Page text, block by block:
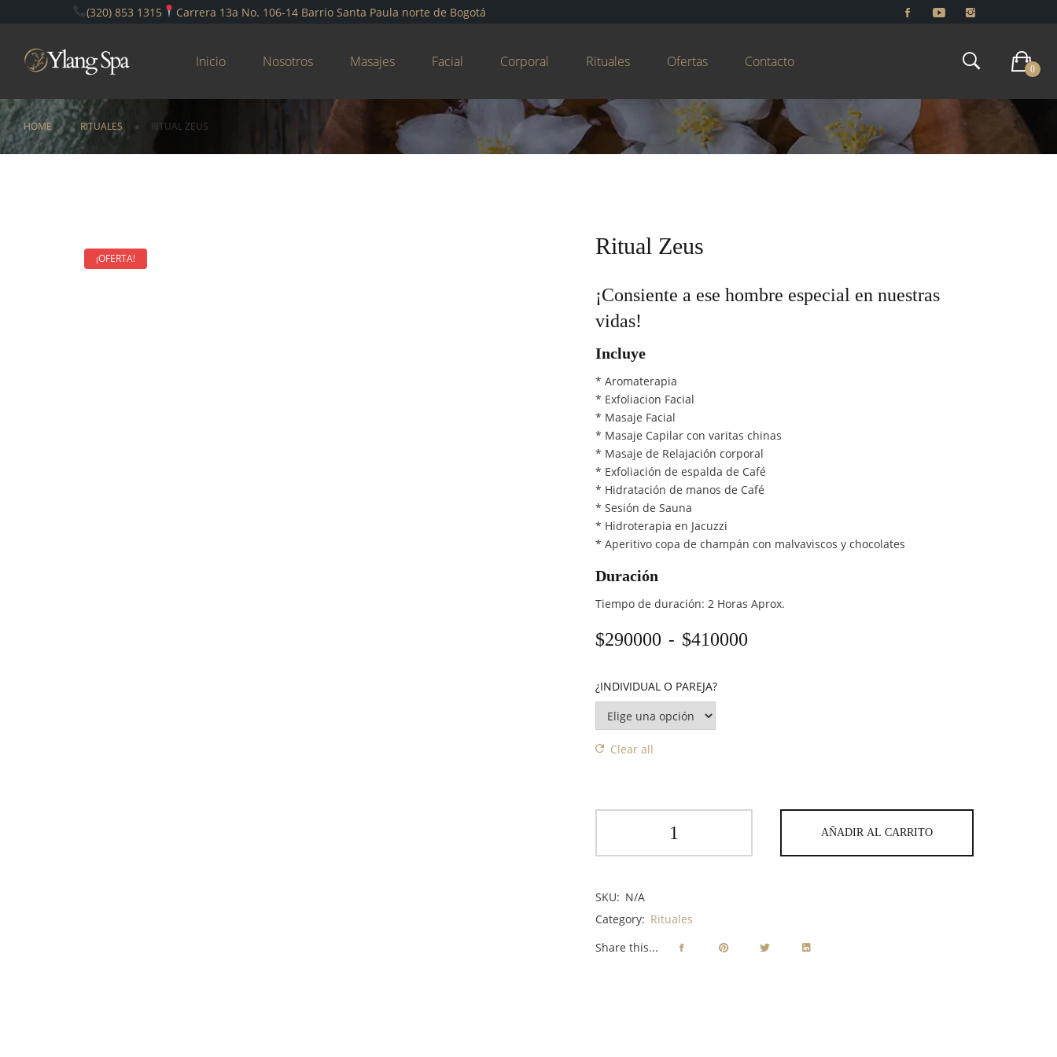
(320) 853 1315 Carrera 13a No. 106-14 Barrio Santa Paula norte de Bogotá
Inicio Nosotros Masajes Facial Corporal Rituales Ofertas Contacto 0
HOME RITUALES RITUAL ZEUS
¡OFERTA! Ritual Zeus
¡Consiente a ese hombre especial en nuestras
vidas!
Incluye
* Aromaterapia
* Exfoliacion Facial
* Masaje Facial
* Masaje Capilar con varitas chinas
* Masaje de Relajación corporal
* Exfoliación de espalda de Café
* Hidratación de manos de Café
* Sesión de Sauna
* Hidroterapia en Jacuzzi
* Aperitivo copa de champán con malvaviscos y chocolates
Duración
Tiempo de duración: 2 Horas Aprox.
$290000 - $410000
¿INDIVIDUAL O PAREJA?
Clear all
AÑADIR AL CARRITO
SKU: N/A
Category: Rituales
Share this...